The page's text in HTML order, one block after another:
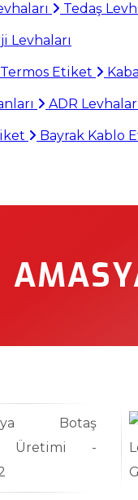
Tedaş
Levhaları
Etiket
ADR
Bayrak Kablo